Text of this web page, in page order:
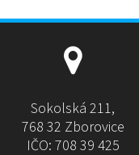
Sokolská 211,
768 32 Zborovice
IČO: 708 39 425